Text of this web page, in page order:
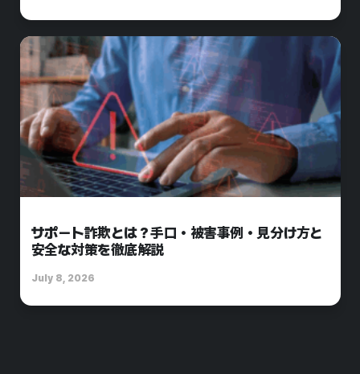
サポート詐欺とは？手口・被害事例・見分け方と
安全な対策を徹底解説
July 8, 2026